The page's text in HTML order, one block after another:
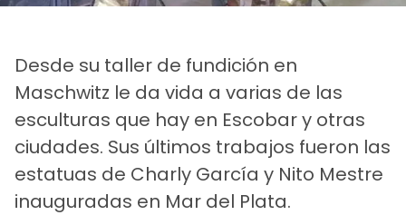
Desde su taller de fundición en
Maschwitz le da vida a varias de las
esculturas que hay en Escobar y otras
ciudades. Sus últimos trabajos fueron las
estatuas de Charly García y Nito Mestre
inauguradas en Mar del Plata.